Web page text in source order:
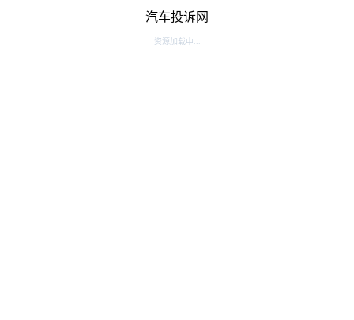
汽车投诉网
资源加载中...